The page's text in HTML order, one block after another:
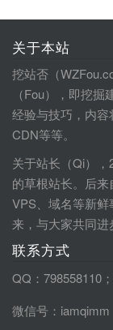
关于本站
挖站否（
（Fou），即挖
经验与技巧，内容
CDN等等。
关于站长（Qi）
的草根站长。后来
VPS、域名等新
来，与大家共同进
联系方式
QQ：798558110
微信号：iamqimm